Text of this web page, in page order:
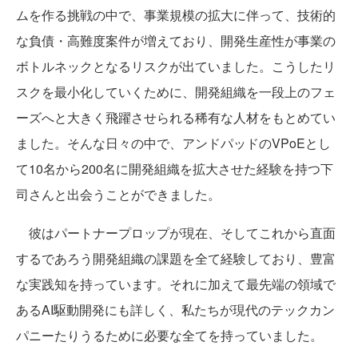
ムを作る挑戦の中で、事業規模の拡大に伴って、技術的
な負債・高難度案件が増えており、開発生産性が事業の
ボトルネックとなるリスクが出ていました。こうしたリ
スクを最小化していくために、開発組織を一段上のフェ
ーズへと大きく飛躍させられる稀有な人材をもとめてい
ました。そんな日々の中で、アンドパッドのVPoEとし
て10名から200名に開発組織を拡大させた経験を持つ下
司さんと出会うことができました。
彼はパートナープロップが現在、そしてこれから直面
するであろう開発組織の課題を全て経験しており、豊富
な実践知を持っています。それに加えて最先端の領域で
あるAI駆動開発にも詳しく、私たちが現代のテックカン
パニーたりうるために必要な全てを持っていました。